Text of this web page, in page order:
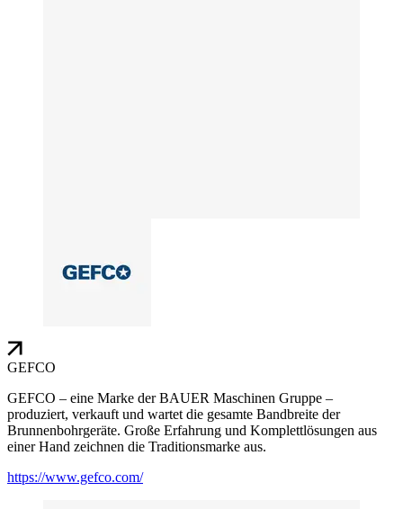
GEFCO
GEFCO – eine Marke der BAUER Maschinen Gruppe –
produziert, verkauft und wartet die gesamte Bandbreite der
Brunnenbohrgeräte. Große Erfahrung und Komplettlösungen aus
einer Hand zeichnen die Traditionsmarke aus.
https://www.gefco.com/